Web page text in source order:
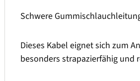
Schwere
Dieses Kabel eignet sich zum
besonders strapazierfähig und